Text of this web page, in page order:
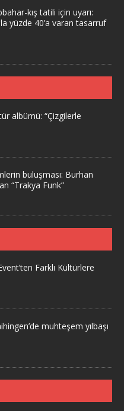
kış tatili için uyarı:
yüzde 40’a varan tasarruf
albümü: “Çizgilerle
buluşması: Burhan
“Trakya Funk”
Farklı Kültürlere
muhteşem yılbaşı